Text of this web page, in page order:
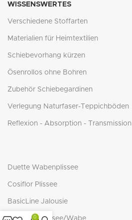
WISSENSWERTES
Verschiedene Stoffarten
Materialien für Heimtextilien
Schiebevorhang kürzen
Ösenrollos ohne Bohren
Zubehör Schiebegardinen
Verlegung Naturfaser-Teppichböden
Reflexion - Absorption - Transmission
Duette Wabenplissee
Cosiflor Plissee
BasicLine Jalousie
BasicLine Plissee/Wabe
0